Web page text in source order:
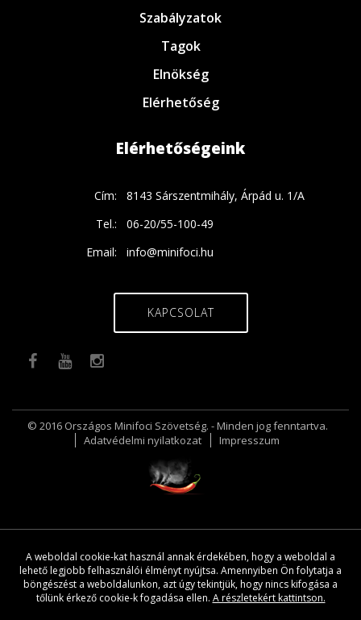
Szabályzatok
Tagok
Elnökség
Elérhetőség
Elérhetőségeink
Cím:
8143 Sárszentmihály, Árpád u. 1/A
Tel.:
06-20/55-100-49
Email:
info@minifoci.hu
KAPCSOLAT
© 2016 Országos Minifoci Szövetség. - Minden jog fenntartva.
Adatvédelmi nyilatkozat
Impresszum
A weboldal cookie-kat használ annak érdekében, hogy a weboldal a
lehető legjobb felhasználói élményt nyújtsa. Amennyiben Ön folytatja a
böngészést a weboldalunkon, azt úgy tekintjük, hogy nincs kifogása a
tőlünk érkező cookie-k fogadása ellen. A részletekért kattintson.